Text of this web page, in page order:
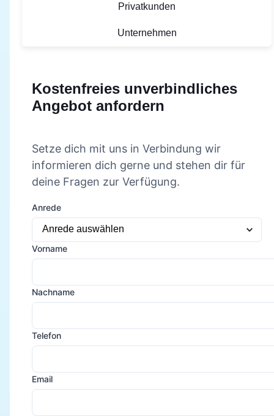
Privatkunden
Unternehmen
Kostenfreies unverbindliches
Angebot anfordern
Setze dich mit uns in Verbindung wir
informieren dich gerne und stehen dir für
deine Fragen zur Verfügung.
Anrede
Vorname
Nachname
Telefon
Email